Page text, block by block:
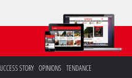
STORY OPINIONS TENDANCE